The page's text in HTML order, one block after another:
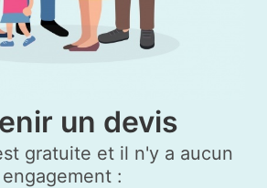
un devis
gratuite et il n'y a aucun
engagement :